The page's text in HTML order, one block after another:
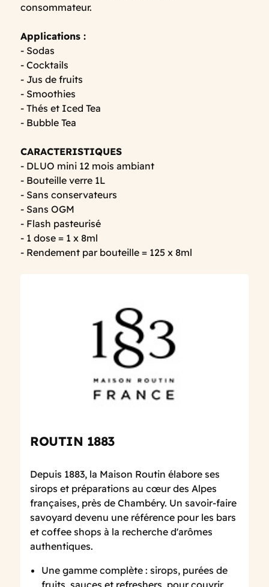
consommateur.
Applications :
- Sodas
- Cocktails
- Jus de fruits
- Smoothies
- Thés et Iced Tea
- Bubble Tea
CARACTERISTIQUES
- DLUO mini 12 mois ambiant
- Bouteille verre 1L
- Sans conservateurs
- Sans OGM
- Flash pasteurisé
- 1 dose = 1 x 8ml
- Rendement par bouteille = 125 x 8ml
ROUTIN 1883
Depuis 1883, la Maison Routin élabore ses
sirops et préparations au cœur des Alpes
françaises, près de Chambéry. Un savoir-faire
savoyard devenu une référence pour les bars
et coffee shops à la recherche d'arômes
authentiques.
Une gamme complète : sirops, purées de
fruits, sauces et refreshers, pour couvrir